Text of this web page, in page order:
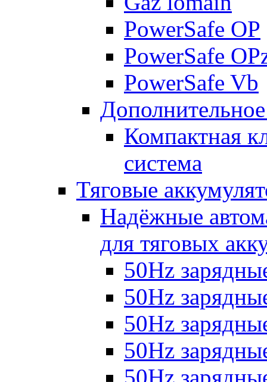
PowerSafe OP
PowerSafe
PowerSafe Vb
Компактная
система
Тяговые
Надёжные
для тяговых
50Hz
50Hz
50Hz
50Hz